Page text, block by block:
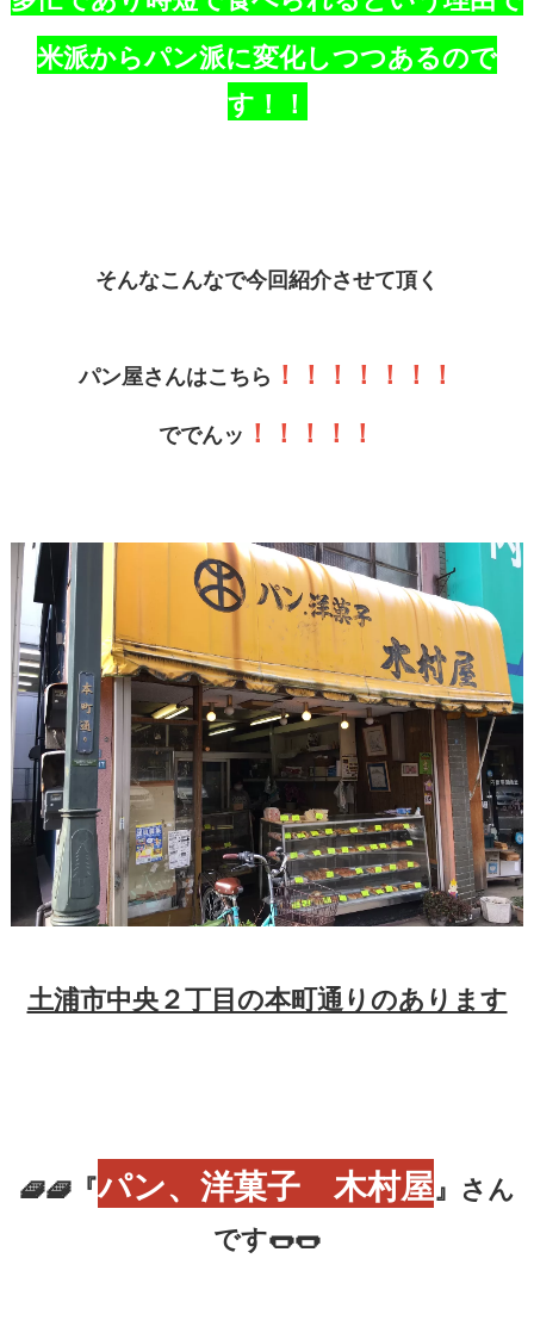
米派からパン派に変化しつつあるので
す！！
そんなこんなで今回紹介させて頂く
パン屋さんはこちら ！！！！！！！
ででんッ ！！！！！
土浦市中央２丁目の本町通りのあります
🧇🧇『パン、洋菓子 木村屋』さん
です🌭🌭